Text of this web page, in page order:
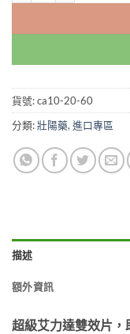
貨號:ca10-20-60
分類:壯陽藥,進口專區
描述
額外資訊
超級艾力達雙效片​